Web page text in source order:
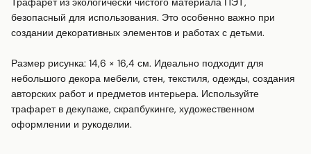
безопасный для использования. Это особенно важно при
создании декоративных элементов и работах с детьми.
Размер рисунка: 14,6 × 16,4 см. Идеально подходит для
небольшого декора мебели, стен, текстиля, одежды, создания
авторских работ и предметов интерьера. Используйте
трафарет в декупаже, скрапбукинге, художественном
оформлении и рукоделии.